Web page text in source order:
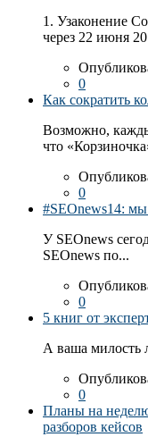
1. Узаконение
через 22 июня
0
Как сократить
Возможно,
что
0
#SEOnews14:
У SEOnews
SEOnews по...
0
5 книг от
А ваша милость
0
Планы на
разборов кейсов